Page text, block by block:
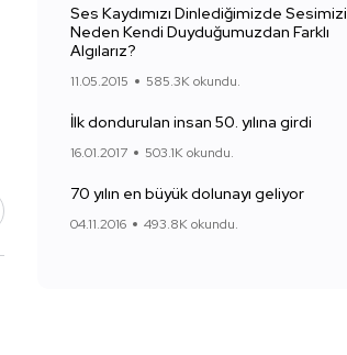
Ses Kaydımızı Dinlediğimizde Sesimizi
Neden Kendi Duyduğumuzdan Farklı
Algılarız?
11.05.2015 585.3K okundu.
İlk dondurulan insan 50. yılına girdi
16.01.2017 503.1K okundu.
70 yılın en büyük dolunayı geliyor
04.11.2016 493.8K okundu.